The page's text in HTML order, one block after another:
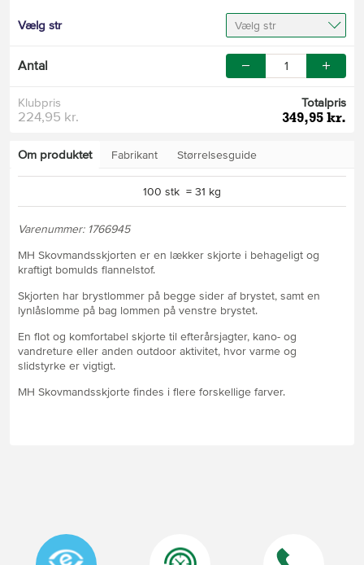
Vælg str Vælg str
Antal
Klubpris
224,95 kr.
Totalpris
349,95 kr.
Om produktet Fabrikant Størrelsesguide
100 stk = 31 kg
Varenummer: 1766945
MH Skovmandsskjorten er en lækker skjorte i behageligt og
kraftigt bomulds flannelstof.
Skjorten har brystlommer på begge sider af brystet, samt en
lynlåslomme på bag lommen på venstre brystet.
En flot og komfortabel skjorte til efterårsjagter, kano- og
vandreture eller anden outdoor aktivitet, hvor varme og
slidstyrke er vigtigt.
MH Skovmandsskjorte findes i flere forskellige farver.